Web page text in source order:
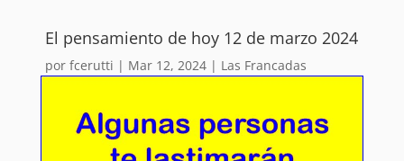
El pensamiento de hoy 12 de marzo 2024
porfcerutti | Mar 12, 2024 | Las Francadas